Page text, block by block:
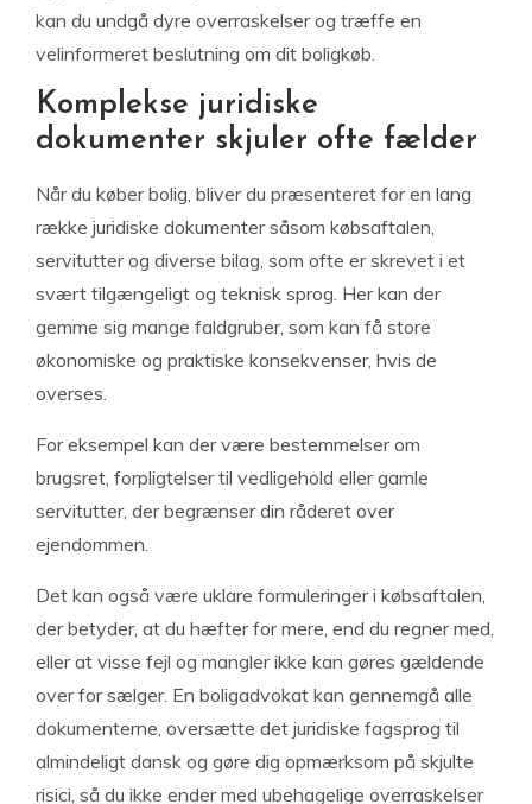
kan du undgå dyre overraskelser og træffe en
velinformeret beslutning om dit boligkøb.
Komplekse juridiske
dokumenter skjuler ofte fælder
Når du køber bolig, bliver du præsenteret for en lang
række juridiske dokumenter såsom købsaftalen,
servitutter og diverse bilag, som ofte er skrevet i et
svært tilgængeligt og teknisk sprog. Her kan der
gemme sig mange faldgruber, som kan få store
økonomiske og praktiske konsekvenser, hvis de
overses.
For eksempel kan der være bestemmelser om
brugsret, forpligtelser til vedligehold eller gamle
servitutter, der begrænser din råderet over
ejendommen.
Det kan også være uklare formuleringer i købsaftalen,
der betyder, at du hæfter for mere, end du regner med,
eller at visse fejl og mangler ikke kan gøres gældende
over for sælger. En boligadvokat kan gennemgå alle
dokumenterne, oversætte det juridiske fagsprog til
almindeligt dansk og gøre dig opmærksom på skjulte
risici, så du ikke ender med ubehagelige overraskelser